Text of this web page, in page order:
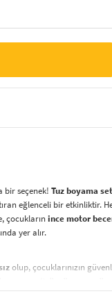
bir seçenek! Tuz boyama
eğlenceli bir etkinliktir.
çocuklarınince motor
yer alır.
olup, çocuklarınızın